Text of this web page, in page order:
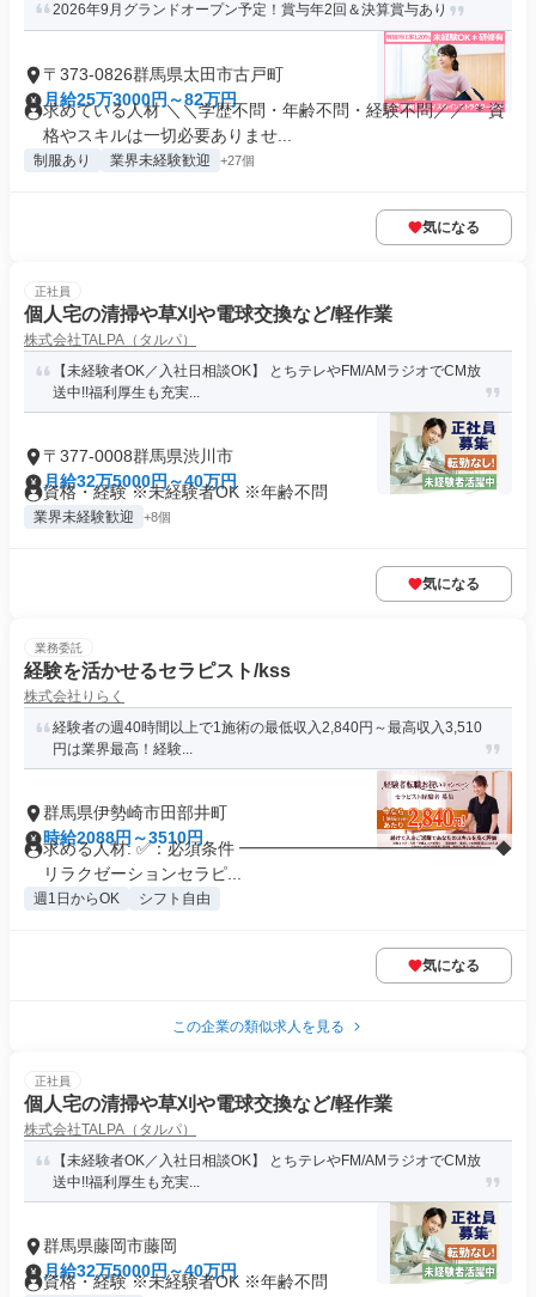
2026年9月グランドオープン予定！賞与年2回＆決算賞与あり
〒373-0826群馬県太田市古戸町
月給25万3000円～82万円
求めている人材 ＼＼学歴不問・年齢不問・経験不問／／ ＊資
格やスキルは一切必要ありませ...
制服あり 業界未経験歓迎 +27個
気になる
正社員
個人宅の清掃や草刈や電球交換など/軽作業
株式会社TALPA（タルパ）
【未経験者OK／入社日相談OK】 とちテレやFM/AMラジオでCM放
送中!!福利厚生も充実...
〒377-0008群馬県渋川市
月給32万5000円～40万円
資格・経験 ※未経験者OK ※年齢不問
業界未経験歓迎 +8個
気になる
業務委託
経験を活かせるセラピスト/kss
株式会社りらく
経験者の週40時間以上で1施術の最低収入2,840円～最高収入3,510
円は業界最高！経験...
群馬県伊勢崎市田部井町
時給2088円～3510円
求める人材: ✅：必須条件 ━━━━━━━━━━━━━━━ ◆
リラクゼーションセラピ...
週1日からOK シフト自由
気になる
この企業の類似求人を見る
正社員
個人宅の清掃や草刈や電球交換など/軽作業
株式会社TALPA（タルパ）
【未経験者OK／入社日相談OK】 とちテレやFM/AMラジオでCM放
送中!!福利厚生も充実...
群馬県藤岡市藤岡
月給32万5000円～40万円
資格・経験 ※未経験者OK ※年齢不問